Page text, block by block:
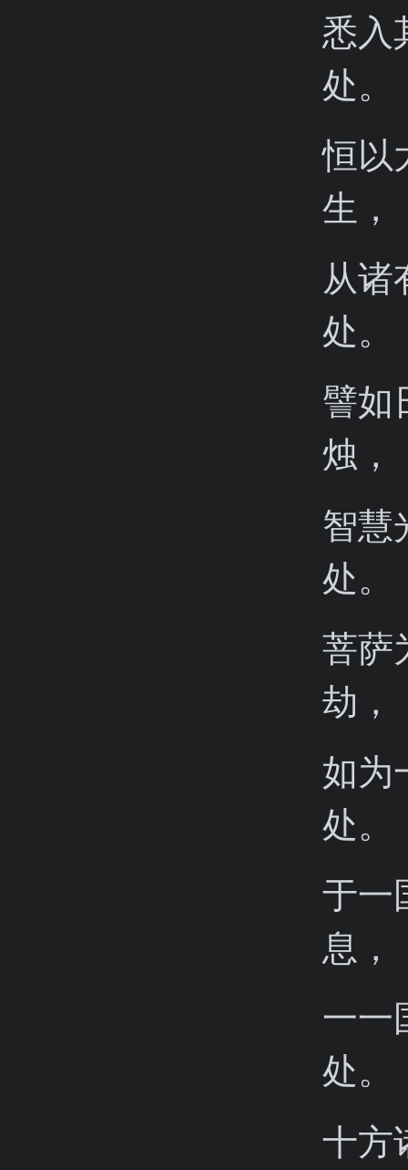
悉入
处。
恒以
生，
从诸
处。
譬如
烛，
智慧
处。
菩萨
劫，
如为
处。
于一
息，
一一
处。
十方